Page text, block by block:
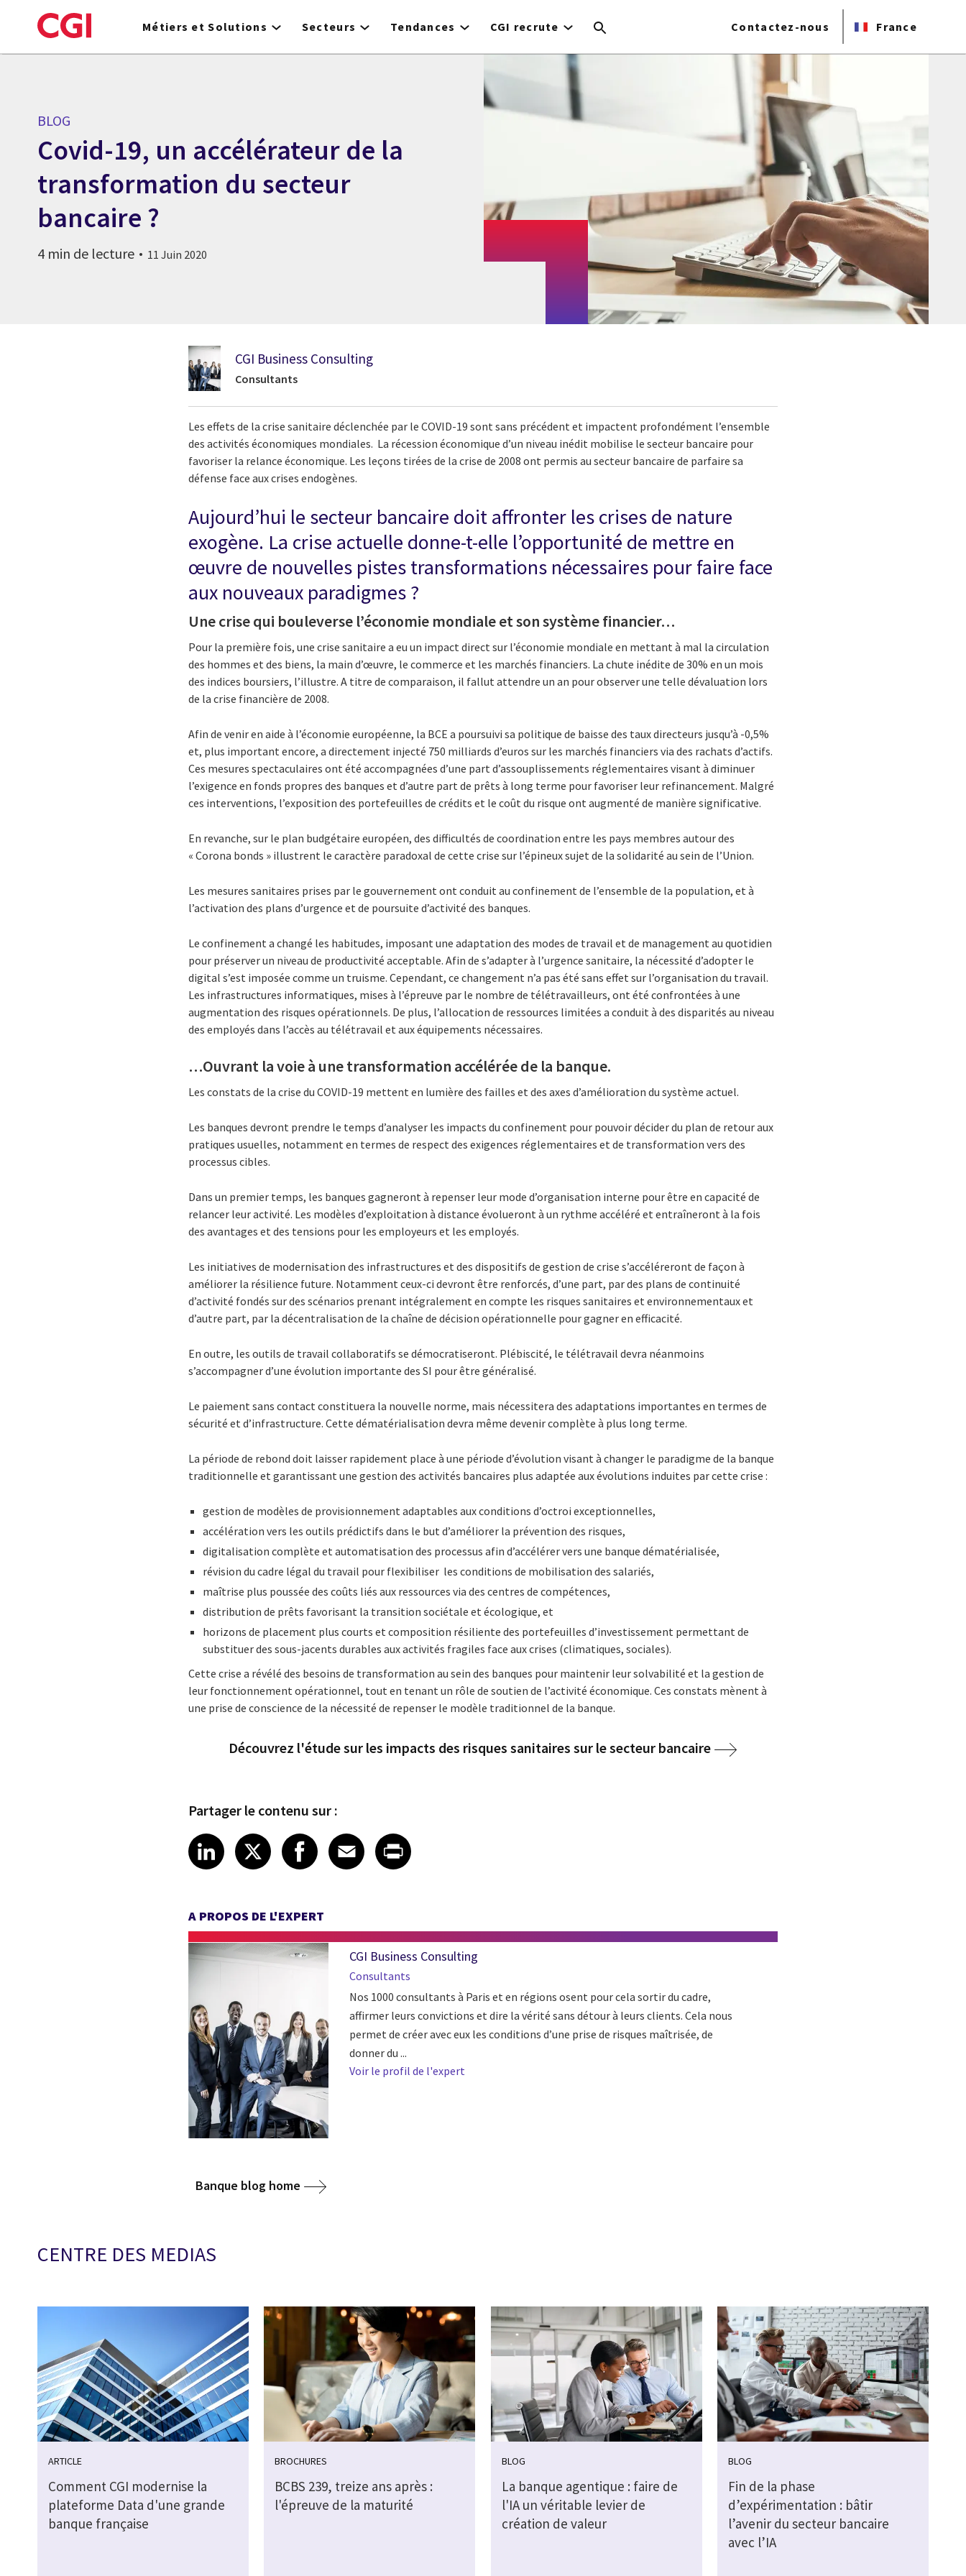
to
Métiers et Solutions Secteurs Tendances CGI recrute Contactez-nous France
BLOG
Covid-19, un accélérateur de la
transformation du secteur
bancaire ?
4 min de lecture 11 Juin 2020
CGI Business Consulting
Consultants
Les effets de la crise sanitaire déclenchée par le COVID-19 sont sans précédent et impactent profondément l’ensemble
des activités économiques mondiales. La récession économique d’un niveau inédit mobilise le secteur bancaire pour
favoriser la relance économique. Les leçons tirées de la crise de 2008 ont permis au secteur bancaire de parfaire sa
défense face aux crises endogènes.
Aujourd’hui le secteur bancaire doit affronter les crises de nature
exogène. La crise actuelle donne-t-elle l’opportunité de mettre en
œuvre de nouvelles pistes transformations nécessaires pour faire face
aux nouveaux paradigmes ?
Une crise qui bouleverse l’économie mondiale et son système financier…
Pour la première fois, une crise sanitaire a eu un impact direct sur l’économie mondiale en mettant à mal la circulation
des hommes et des biens, la main d’œuvre, le commerce et les marchés financiers. La chute inédite de 30% en un mois
des indices boursiers, l’illustre. A titre de comparaison, il fallut attendre un an pour observer une telle dévaluation lors
de la crise financière de 2008.
Afin de venir en aide à l’économie européenne, la BCE a poursuivi sa politique de baisse des taux directeurs jusqu’à -0,5%
et, plus important encore, a directement injecté 750 milliards d’euros sur les marchés financiers via des rachats d’actifs.
Ces mesures spectaculaires ont été accompagnées d’une part d’assouplissements réglementaires visant à diminuer
l’exigence en fonds propres des banques et d’autre part de prêts à long terme pour favoriser leur refinancement. Malgré
ces interventions, l’exposition des portefeuilles de crédits et le coût du risque ont augmenté de manière significative.
En revanche, sur le plan budgétaire européen, des difficultés de coordination entre les pays membres autour des
« Corona bonds » illustrent le caractère paradoxal de cette crise sur l’épineux sujet de la solidarité au sein de l’Union.
Les mesures sanitaires prises par le gouvernement ont conduit au confinement de l’ensemble de la population, et à
l’activation des plans d’urgence et de poursuite d’activité des banques.
Le confinement a changé les habitudes, imposant une adaptation des modes de travail et de management au quotidien
pour préserver un niveau de productivité acceptable. Afin de s’adapter à l’urgence sanitaire, la nécessité d’adopter le
digital s’est imposée comme un truisme. Cependant, ce changement n’a pas été sans effet sur l’organisation du travail.
Les infrastructures informatiques, mises à l’épreuve par le nombre de télétravailleurs, ont été confrontées à une
augmentation des risques opérationnels. De plus, l’allocation de ressources limitées a conduit à des disparités au niveau
des employés dans l’accès au télétravail et aux équipements nécessaires.
…Ouvrant la voie à une transformation accélérée de la banque.
Les constats de la crise du COVID-19 mettent en lumière des failles et des axes d’amélioration du système actuel.
Les banques devront prendre le temps d’analyser les impacts du confinement pour pouvoir décider du plan de retour aux
pratiques usuelles, notamment en termes de respect des exigences réglementaires et de transformation vers des
processus cibles.
Dans un premier temps, les banques gagneront à repenser leur mode d’organisation interne pour être en capacité de
relancer leur activité. Les modèles d’exploitation à distance évolueront à un rythme accéléré et entraîneront à la fois
des avantages et des tensions pour les employeurs et les employés.
Les initiatives de modernisation des infrastructures et des dispositifs de gestion de crise s’accéléreront de façon à
améliorer la résilience future. Notamment ceux-ci devront être renforcés, d’une part, par des plans de continuité
d’activité fondés sur des scénarios prenant intégralement en compte les risques sanitaires et environnementaux et
d’autre part, par la décentralisation de la chaîne de décision opérationnelle pour gagner en efficacité.
En outre, les outils de travail collaboratifs se démocratiseront. Plébiscité, le télétravail devra néanmoins
s’accompagner d’une évolution importante des SI pour être généralisé.
Le paiement sans contact constituera la nouvelle norme, mais nécessitera des adaptations importantes en termes de
sécurité et d’infrastructure. Cette dématérialisation devra même devenir complète à plus long terme.
La période de rebond doit laisser rapidement place à une période d’évolution visant à changer le paradigme de la banque
traditionnelle et garantissant une gestion des activités bancaires plus adaptée aux évolutions induites par cette crise :
gestion de modèles de provisionnement adaptables aux conditions d’octroi exceptionnelles,
accélération vers les outils prédictifs dans le but d’améliorer la prévention des risques,
digitalisation complète et automatisation des processus afin d’accélérer vers une banque dématérialisée,
révision du cadre légal du travail pour flexibiliser les conditions de mobilisation des salariés,
maîtrise plus poussée des coûts liés aux ressources via des centres de compétences,
distribution de prêts favorisant la transition sociétale et écologique, et
horizons de placement plus courts et composition résiliente des portefeuilles d’investissement permettant de
substituer des sous-jacents durables aux activités fragiles face aux crises (climatiques, sociales).
Cette crise a révélé des besoins de transformation au sein des banques pour maintenir leur solvabilité et la gestion de
leur fonctionnement opérationnel, tout en tenant un rôle de soutien de l’activité économique. Ces constats mènent à
une prise de conscience de la nécessité de repenser le modèle traditionnel de la banque.
Découvrez l'étude sur les impacts des risques sanitaires sur le secteur bancaire
Partager le contenu sur :
Share article on LinkedIn
LinkedIn
Share article on X
XShare article on Facebook
Facebook
Share article on Email
Email
Share article on Print
A PROPOS DE L'EXPERT
CGI Business Consulting
Consultants
Nos 1000 consultants à Paris et en régions osent pour cela sortir du cadre,
affirmer leurs convictions et dire la vérité sans détour à leurs clients. Cela nous
permet de créer avec eux les conditions d’une prise de risques maîtrisée, de
donner du ...
Voir le profil de l'expert
Banque blog home
CENTRE DES MEDIAS
ARTICLE
Comment CGI modernise la
plateforme Data d'une grande
banque française
BROCHURES
BCBS 239, treize ans après :
l'épreuve de la maturité
BLOG
La banque agentique : faire de
l'IA un véritable levier de
création de valeur
BLOG
Fin de la phase
d’expérimentation : bâtir
l’avenir du secteur bancaire
avec l’IA